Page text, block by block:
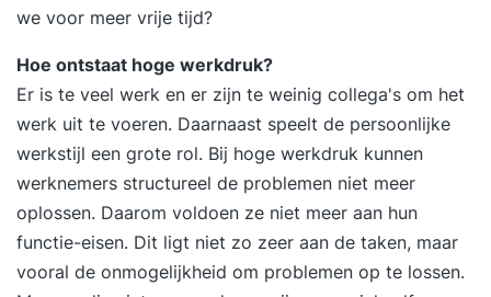
we voor meer vrije tijd?
Hoe ontstaat hoge werkdruk?
Er is te veel werk en er zijn te weinig collega's om het
werk uit te voeren. Daarnaast speelt de persoonlijke
werkstijl een grote rol. Bij hoge werkdruk kunnen
werknemers structureel de problemen niet meer
oplossen. Daarom voldoen ze niet meer aan hun
functie-eisen. Dit ligt niet zo zeer aan de taken, maar
vooral de onmogelijkheid om problemen op te lossen.